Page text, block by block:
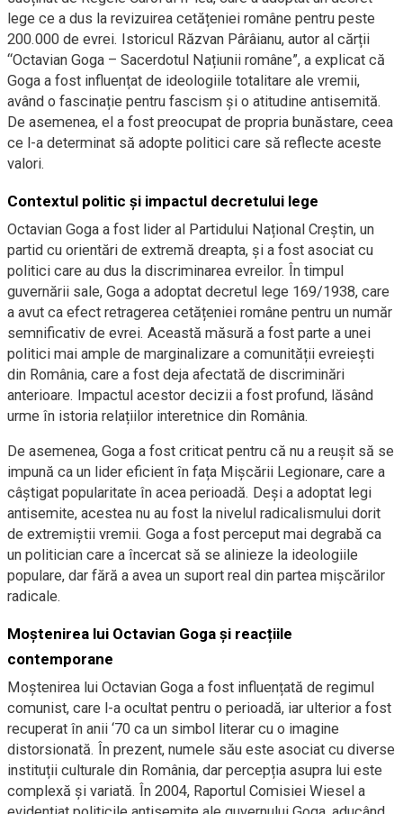
lege ce a dus la revizuirea cetățeniei române pentru peste
200.000 de evrei. Istoricul Răzvan Pârâianu, autor al cărții
“Octavian Goga – Sacerdotul Națiunii române”, a explicat că
Goga a fost influențat de ideologiile totalitare ale vremii,
având o fascinație pentru fascism și o atitudine antisemită.
De asemenea, el a fost preocupat de propria bunăstare, ceea
ce l-a determinat să adopte politici care să reflecte aceste
valori.
Contextul politic și impactul decretului lege
Octavian Goga a fost lider al Partidului Național Creștin, un
partid cu orientări de extremă dreapta, și a fost asociat cu
politici care au dus la discriminarea evreilor. În timpul
guvernării sale, Goga a adoptat decretul lege 169/1938, care
a avut ca efect retragerea cetățeniei române pentru un număr
semnificativ de evrei. Această măsură a fost parte a unei
politici mai ample de marginalizare a comunității evreiești
din România, care a fost deja afectată de discriminări
anterioare. Impactul acestor decizii a fost profund, lăsând
urme în istoria relațiilor interetnice din România.
De asemenea, Goga a fost criticat pentru că nu a reușit să se
impună ca un lider eficient în fața Mișcării Legionare, care a
câștigat popularitate în acea perioadă. Deși a adoptat legi
antisemite, acestea nu au fost la nivelul radicalismului dorit
de extremiștii vremii. Goga a fost perceput mai degrabă ca
un politician care a încercat să se alinieze la ideologiile
populare, dar fără a avea un suport real din partea mișcărilor
radicale.
Moștenirea lui Octavian Goga și reacțiile
contemporane
Moștenirea lui Octavian Goga a fost influențată de regimul
comunist, care l-a ocultat pentru o perioadă, iar ulterior a fost
recuperat în anii ‘70 ca un simbol literar cu o imagine
distorsionată. În prezent, numele său este asociat cu diverse
instituții culturale din România, dar percepția asupra lui este
complexă și variată. În 2004, Raportul Comisiei Wiesel a